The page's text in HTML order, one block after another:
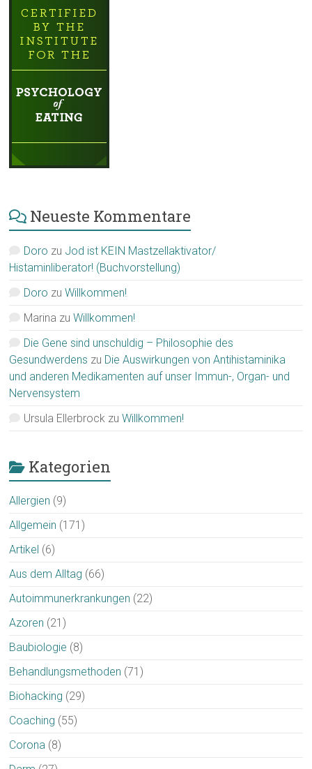
Neueste Kommentare
Doro zu Jod ist KEIN Mastzellaktivator/
Histaminliberator! (Buchvorstellung)
Doro zuWillkommen!
Marina zuWillkommen!
Die Gene sind unschuldig – Philosophie des
Gesundwerdens zu Die Auswirkungen von Antihistaminika
und anderen Medikamenten auf unser Immun-, Organ- und
Nervensystem
Ursula Ellerbrock zuWillkommen!
Kategorien
Allergien (9)
Allgemein (171)
Artikel (6)
Aus dem Alltag (66)
Autoimmunerkrankungen (22)
Azoren (21)
Baubiologie (8)
Behandlungsmethoden (71)
Biohacking (29)
Coaching (55)
Corona (8)